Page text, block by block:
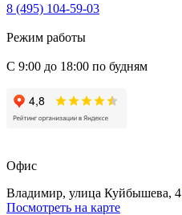
8 (495) 104-59-03
Режим работы
С 9:00 до 18:00 по будням
Офис
Владимир, улица Куйбышева, 4
Посмотреть на карте